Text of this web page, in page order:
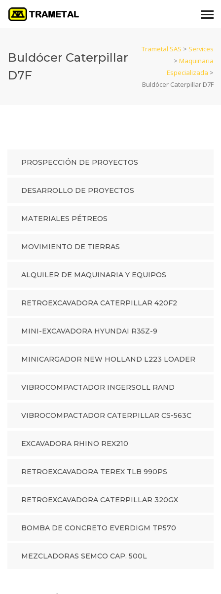
Buldócer Caterpillar
D7F
Trametal SAS > Services
> Maquinaria
Especializada >
Buldócer Caterpillar D7F
PROSPECCIÓN DE PROYECTOS
DESARROLLO DE PROYECTOS
MATERIALES PÉTREOS
MOVIMIENTO DE TIERRAS
ALQUILER DE MAQUINARIA Y EQUIPOS
RETROEXCAVADORA CATERPILLAR 420F2
MINI-EXCAVADORA HYUNDAI R35Z-9
MINICARGADOR NEW HOLLAND L223 LOADER
VIBROCOMPACTADOR INGERSOLL RAND
VIBROCOMPACTADOR CATERPILLAR CS-563C
EXCAVADORA RHINO REX210
RETROEXCAVADORA TEREX TLB 990PS
RETROEXCAVADORA CATERPILLAR 320GX
BOMBA DE CONCRETO EVERDIGM TP570
MEZCLADORAS SEMCO CAP. 500L